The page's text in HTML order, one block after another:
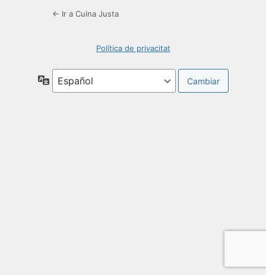
← Ir a Cuina Justa
Política de privacitat
Idioma